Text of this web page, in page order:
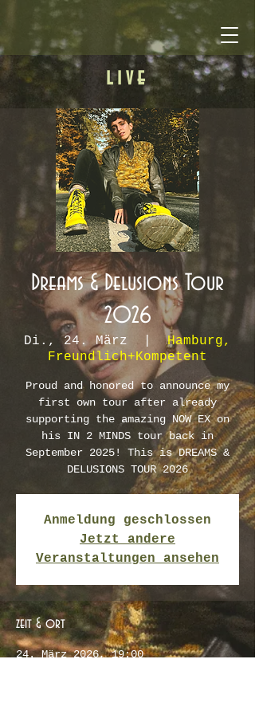
live
Dreams & Delusions Tour
2026
Di., 24. März
  |
Hamburg,
Freundlich+Kompetent
Proud and honored to announce my
first own tour after already
supporting the amazing NOW EX on
his IN 2 MINDS tour back in
September 2025! This is DREAMS &
DELUSIONS TOUR 2026
Anmeldung geschlossen
Jetzt andere
Veranstaltungen ansehen
zeit & ort
24. März 2026, 19:00